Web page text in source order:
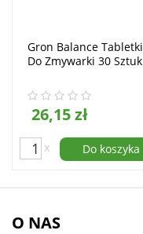
Gron Balance Tabletki
Do Zmywarki 30 Sztuk
26,15 zł
x Do koszyka
O NAS